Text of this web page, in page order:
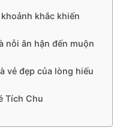
khắc khiến
nỗi ân hận đến muộn
vẻ đẹp của lòng hiếu
Tích Chu